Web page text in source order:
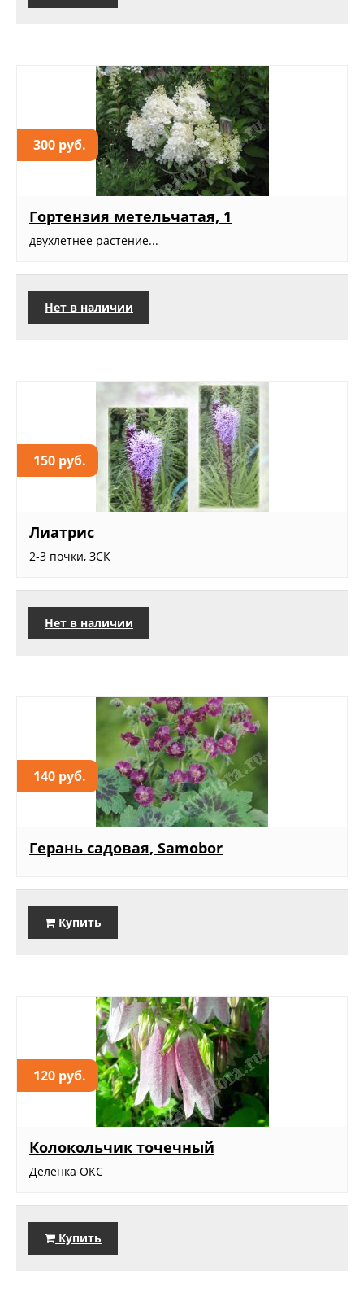
300 руб.
Гортензия метельчатая, 1
двухлетнее растение...
Нет в наличии
150 руб.
Лиатрис
2-3 почки, ЗСК
Нет в наличии
140 руб.
Герань садовая, Samobor
Купить
120 руб.
Колокольчик точечный
Деленка ОКС
Купить